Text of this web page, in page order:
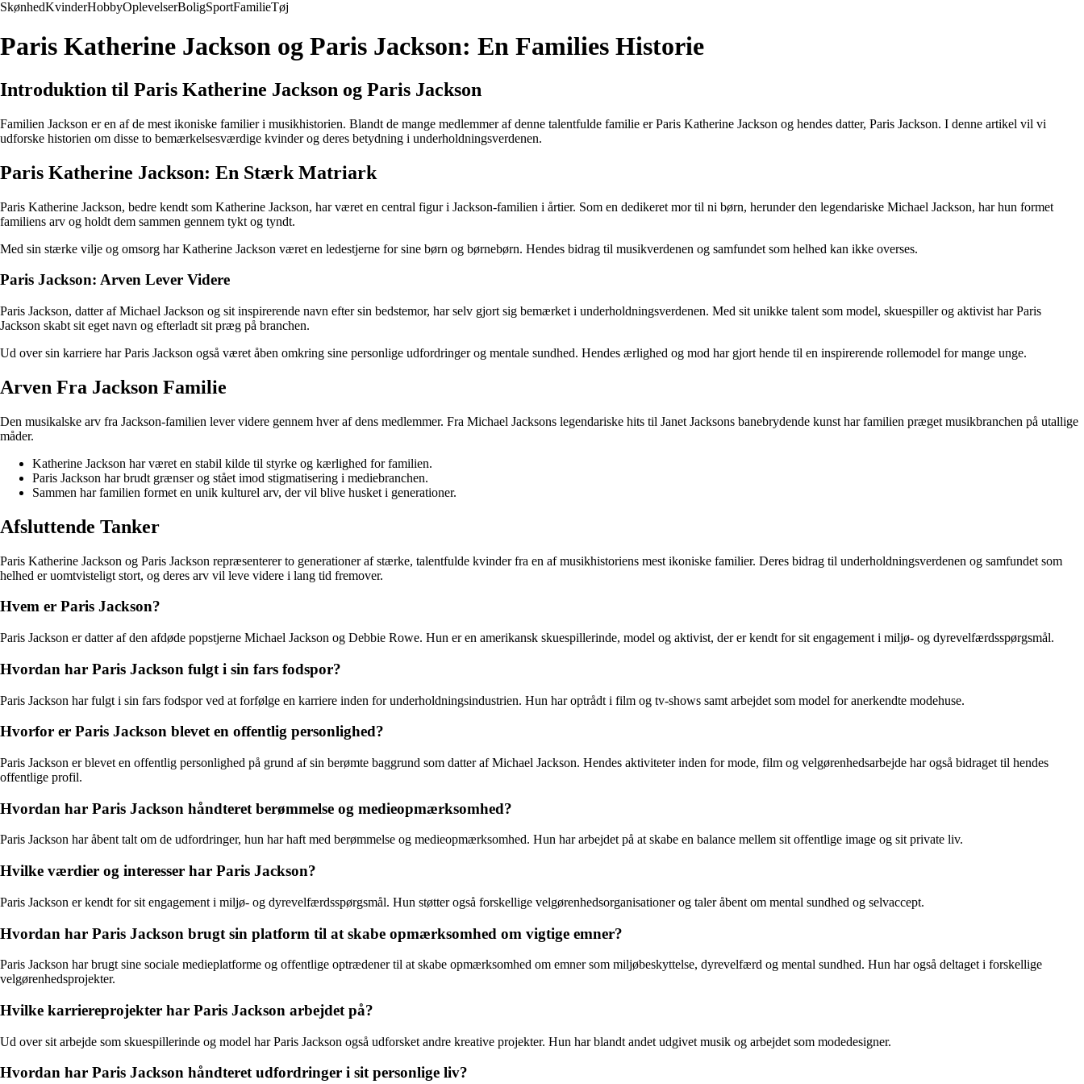
SkønhedKvinderHobbyOplevelserBoligSportFamilieTøj
Paris Katherine Jackson og Paris Jackson: En Families Historie
Introduktion til Paris Katherine Jackson og Paris Jackson
Familien Jackson er en af de mest ikoniske familier i musikhistorien. Blandt de mange medlemmer af denne talentfulde familie er Paris Katherine Jackson og hendes datter, Paris Jackson. I denne artikel vil vi
udforske historien om disse to bemærkelsesværdige kvinder og deres betydning i underholdningsverdenen.
Paris Katherine Jackson: En Stærk Matriark
Paris Katherine Jackson, bedre kendt som Katherine Jackson, har været en central figur i Jackson-familien i årtier. Som en dedikeret mor til ni børn, herunder den legendariske Michael Jackson, har hun formet
familiens arv og holdt dem sammen gennem tykt og tyndt.
Med sin stærke vilje og omsorg har Katherine Jackson været en ledestjerne for sine børn og børnebørn. Hendes bidrag til musikverdenen og samfundet som helhed kan ikke overses.
Paris Jackson: Arven Lever Videre
Paris Jackson, datter af Michael Jackson og sit inspirerende navn efter sin bedstemor, har selv gjort sig bemærket i underholdningsverdenen. Med sit unikke talent som model, skuespiller og aktivist har Paris
Jackson skabt sit eget navn og efterladt sit præg på branchen.
Ud over sin karriere har Paris Jackson også været åben omkring sine personlige udfordringer og mentale sundhed. Hendes ærlighed og mod har gjort hende til en inspirerende rollemodel for mange unge.
Arven Fra Jackson Familie
Den musikalske arv fra Jackson-familien lever videre gennem hver af dens medlemmer. Fra Michael Jacksons legendariske hits til Janet Jacksons banebrydende kunst har familien præget musikbranchen på utallige
måder.
Katherine Jackson har været en stabil kilde til styrke og kærlighed for familien.
Paris Jackson har brudt grænser og stået imod stigmatisering i mediebranchen.
Sammen har familien formet en unik kulturel arv, der vil blive husket i generationer.
Afsluttende Tanker
Paris Katherine Jackson og Paris Jackson repræsenterer to generationer af stærke, talentfulde kvinder fra en af musikhistoriens mest ikoniske familier. Deres bidrag til underholdningsverdenen og samfundet som
helhed er uomtvisteligt stort, og deres arv vil leve videre i lang tid fremover.
Hvem er Paris Jackson?
Paris Jackson er datter af den afdøde popstjerne Michael Jackson og Debbie Rowe. Hun er en amerikansk skuespillerinde, model og aktivist, der er kendt for sit engagement i miljø- og dyrevelfærdsspørgsmål.
Hvordan har Paris Jackson fulgt i sin fars fodspor?
Paris Jackson har fulgt i sin fars fodspor ved at forfølge en karriere inden for underholdningsindustrien. Hun har optrådt i film og tv-shows samt arbejdet som model for anerkendte modehuse.
Hvorfor er Paris Jackson blevet en offentlig personlighed?
Paris Jackson er blevet en offentlig personlighed på grund af sin berømte baggrund som datter af Michael Jackson. Hendes aktiviteter inden for mode, film og velgørenhedsarbejde har også bidraget til hendes
offentlige profil.
Hvordan har Paris Jackson håndteret berømmelse og medieopmærksomhed?
Paris Jackson har åbent talt om de udfordringer, hun har haft med berømmelse og medieopmærksomhed. Hun har arbejdet på at skabe en balance mellem sit offentlige image og sit private liv.
Hvilke værdier og interesser har Paris Jackson?
Paris Jackson er kendt for sit engagement i miljø- og dyrevelfærdsspørgsmål. Hun støtter også forskellige velgørenhedsorganisationer og taler åbent om mental sundhed og selvaccept.
Hvordan har Paris Jackson brugt sin platform til at skabe opmærksomhed om vigtige emner?
Paris Jackson har brugt sine sociale medieplatforme og offentlige optrædener til at skabe opmærksomhed om emner som miljøbeskyttelse, dyrevelfærd og mental sundhed. Hun har også deltaget i forskellige
velgørenhedsprojekter.
Hvilke karriereprojekter har Paris Jackson arbejdet på?
Ud over sit arbejde som skuespillerinde og model har Paris Jackson også udforsket andre kreative projekter. Hun har blandt andet udgivet musik og arbejdet som modedesigner.
Hvordan har Paris Jackson håndteret udfordringer i sit personlige liv?